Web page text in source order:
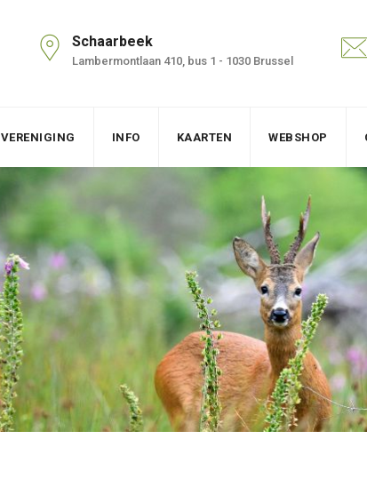
Schaarbeek
Lambermontlaan 410, bus 1 - 1030 Brussel
VERENIGING INFO KAARTEN WEBSHOP